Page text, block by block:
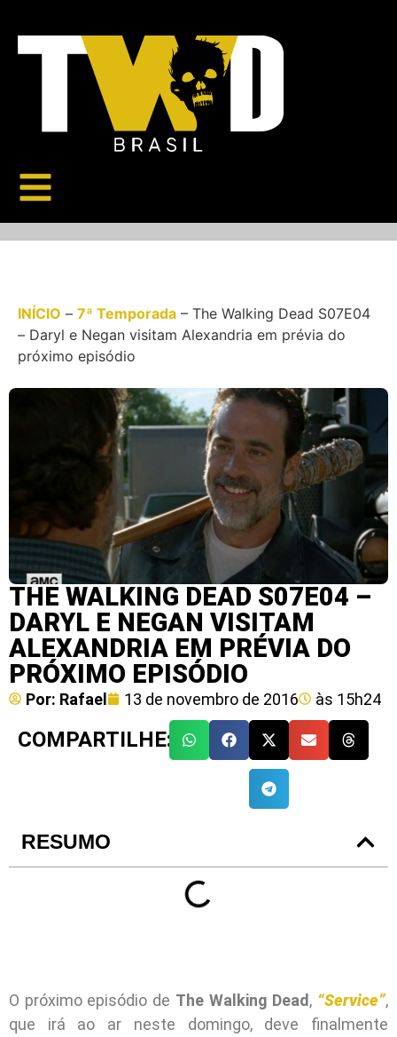
INÍCIO – 7ª Temporada – The Walking Dead S07E04
– Daryl e Negan visitam Alexandria em prévia do
próximo episódio
THE WALKING DEAD S07E04 –
DARYL E NEGAN VISITAM
ALEXANDRIA EM PRÉVIA DO
PRÓXIMO EPISÓDIO
Por: Rafael 13 de novembro de 2016 às 15h24
COMPARTILHE:
RESUMO
O próximo episódio de The Walking Dead, “Service”,
que irá ao ar neste domingo, deve finalmente